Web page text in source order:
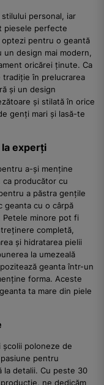
personal, iar
piesele perfecte
pentru o geantă
design mai modern,
oricărei ținute. Ca
în prelucrarea
și un design
și stilată în orice
genți mari și lasă-te
experți
a-și menține
ca producător cu
a păstra gențile
geanta cu o cârpă
Petele minore pot fi
completă,
și hidratarea pielii
la umezeală
geanta într-un
forma. Aceste
ta mare din piele
școlii poloneze de
pentru
la detalii. Cu peste 30
ne dedicăm